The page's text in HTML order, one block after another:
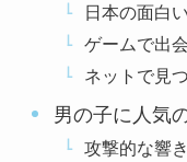
日本の面白
ゲームで出
ネットで見
男の子に人気
攻撃的な響